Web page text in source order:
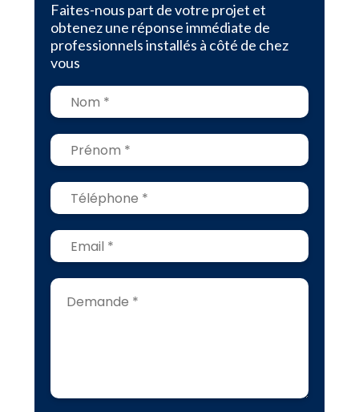
Faites-nous part de votre projet et
obtenez une réponse immédiate de
professionnels installés à côté de chez
vous